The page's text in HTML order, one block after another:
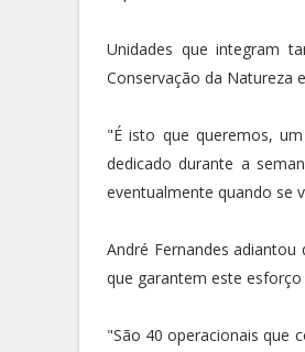
Unidades que integram
Conservação da Natureza
"É isto que queremos,
dedicado durante a
eventualmente quando se
André Fernandes
que garantem este esforço
"São 40 operacionais que